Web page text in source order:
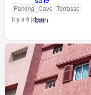
Parking Cave Terrasse
Il y a 9 jours